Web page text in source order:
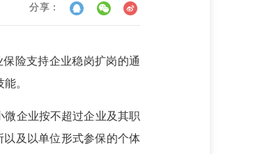
分享：
险支持企业稳岗扩岗的通
。
微企业按不超过企业及其职
以及以单位形式参保的个体